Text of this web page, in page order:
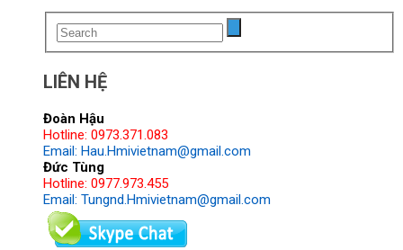
LIÊN HỆ
Đoàn Hậu
Hotline: 0973.371.083
Email: Hau.Hmivietnam@gmail.com
Đức Tùng
Hotline: 0977.973.455
Email: Tungnd.Hmivietnam@gmail.com